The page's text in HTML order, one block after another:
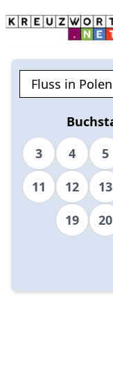
3
4 5
11
12 13
19
20